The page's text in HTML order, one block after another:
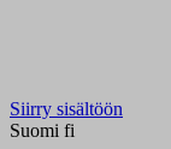
Siirry sisältöön
Suomi fi